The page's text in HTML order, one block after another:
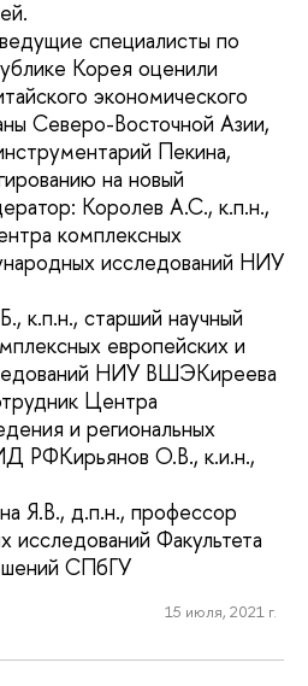
специалисты по
Корея оценили
экономического
Северо-Восточной Азии,
Пекина,
на новый
Королев А.С., к.п.н.,
комплексных
исследований НИУ
к.п.н., старший научный
европейских и
НИУ ВШЭКиреева
Центра
и региональных
РФКирьянов О.В., к.и.н.,
Я.В., д.п.н., профессор
исследований Факультета
СПбГУ
15 июля, 2021 г.